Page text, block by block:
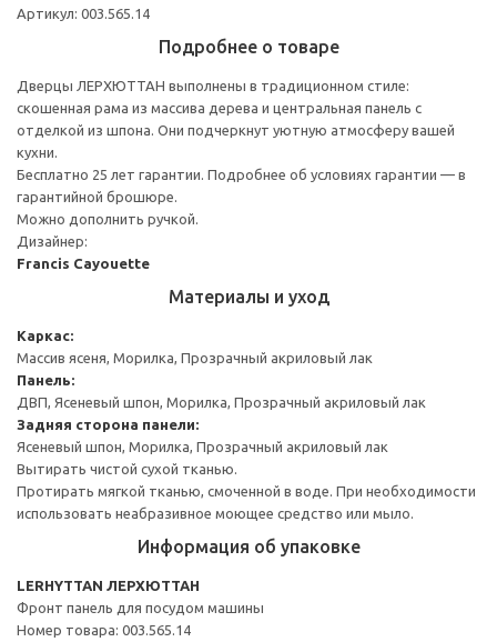
Артикул: 003.565.14
Подробнее о товаре
Дверцы ЛЕРХЮТТАН выполнены в традиционном стиле:
скошенная рама из массива дерева и центральная панель с
отделкой из шпона. Они подчеркнут уютную атмосферу вашей
кухни.
Бесплатно 25 лет гарантии. Подробнее об условиях гарантии — в
гарантийной брошюре.
Можно дополнить ручкой.
Дизайнер:
Francis Cayouette
Материалы и уход
Каркас:
Массив ясеня, Морилка, Прозрачный акриловый лак
Панель:
ДВП, Ясеневый шпон, Морилка, Прозрачный акриловый лак
Задняя сторона панели:
Ясеневый шпон, Морилка, Прозрачный акриловый лак
Вытирать чистой сухой тканью.
Протирать мягкой тканью, смоченной в воде. При необходимости
использовать неабразивное моющее средство или мыло.
Информация об упаковке
LERHYTTAN ЛЕРХЮТТАН
Фронт панель для посудом машины
Номер товара: 003.565.14